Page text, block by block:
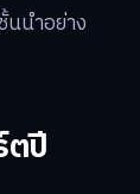
นนำอย่าง
ตปี